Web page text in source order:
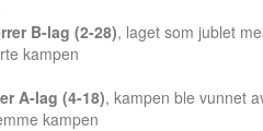
B-lag (2-28), laget som jublet
kampen
A-lag (4-18), kampen ble vunnet
kampen